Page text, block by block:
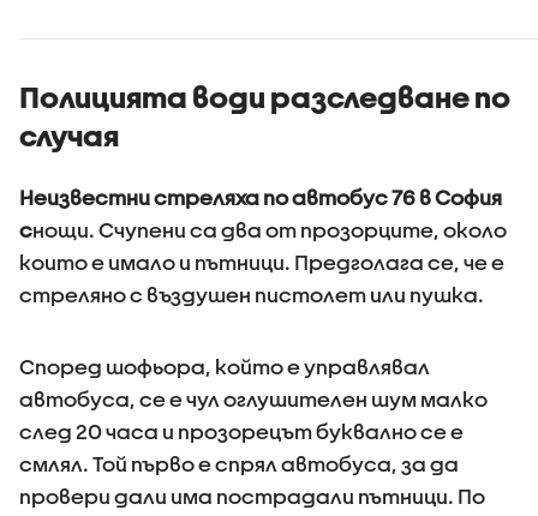
Полицията води разследване по
случая
Неизвестни стреляха по автобус 76 в София
снощи. Счупени са два от прозорците, около
които е имало и пътници. Предголага се, че е
стреляно с въздушен пистолет или пушка.
Според шофьора, който е управлявал
автобуса, се е чул оглушителен шум малко
след 20 часа и прозорецът буквално се е
смлял. Той първо е спрял автобуса, за да
провери дали има пострадали пътници. По